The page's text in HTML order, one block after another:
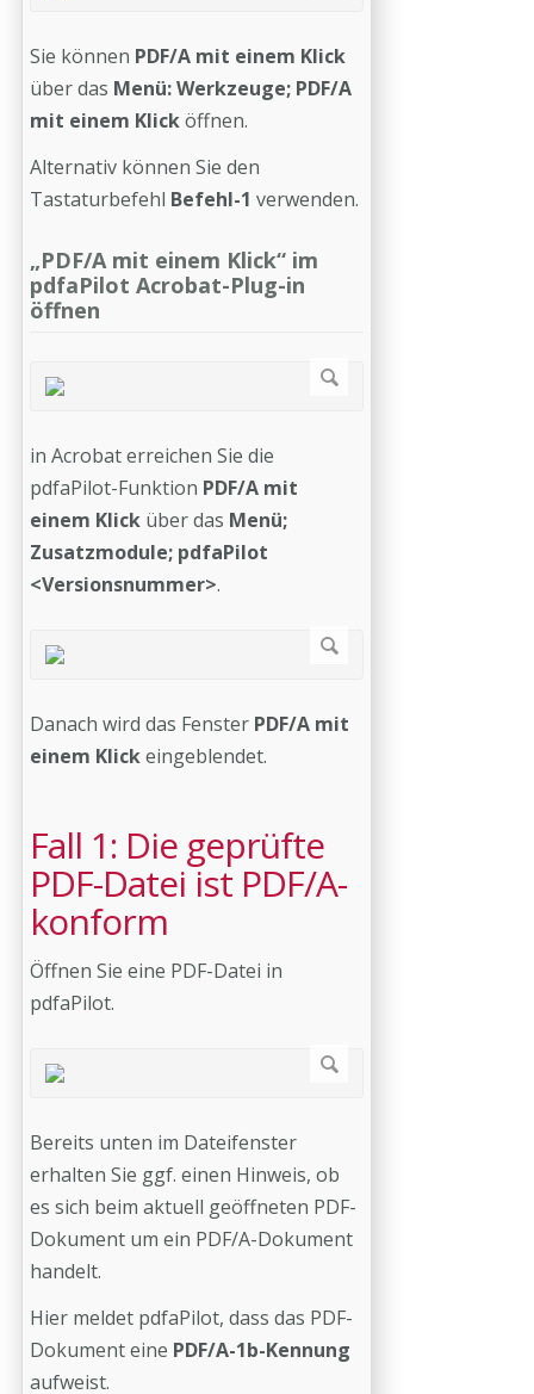
Sie können PDF/A mit einem Klick
über das Menü: Werkzeuge; PDF/A
mit einem Klicköffnen.
Alternativ können Sie den
Tastaturbefehl Befehl-1 verwenden.
„PDF/A mit einem Klick“ im
pdfaPilot Acrobat-Plug-in
öffnen
in Acrobat erreichen Sie die
pdfaPilot-Funktion PDF/A mit
einem Klick über das Menü;
Zusatzmodule; pdfaPilot
<Versionsnummer>.
Danach wird das Fenster PDF/A mit
einem Klickeingeblendet.
Fall 1: Die geprüfte
PDF-Datei ist PDF/A-
konform
Öffnen Sie eine PDF-Datei in
pdfaPilot.
Bereits unten im Dateifenster
erhalten Sie ggf. einen Hinweis, ob
es sich beim aktuell geöffneten PDF-
Dokument um ein PDF/A-Dokument
handelt.
Hier meldet pdfaPilot, dass das PDF-
Dokument eine PDF/A-1b-Kennung
aufweist.